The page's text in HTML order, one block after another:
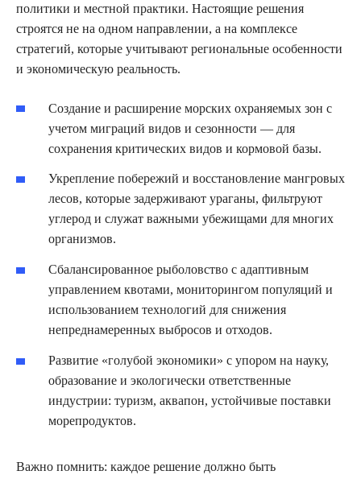
политики и местной практики. Настоящие решения
строятся не на одном направлении, а на комплексе
стратегий, которые учитывают региональные особенности
и экономическую реальность.
Создание и расширение морских охраняемых зон с
учетом миграций видов и сезонности — для
сохранения критических видов и кормовой базы.
Укрепление побережий и восстановление мангровых
лесов, которые задерживают ураганы, фильтруют
углерод и служат важными убежищами для многих
организмов.
Сбалансированное рыболовство с адаптивным
управлением квотами, мониторингом популяций и
использованием технологий для снижения
непреднамеренных выбросов и отходов.
Развитие «голубой экономики» с упором на науку,
образование и экологически ответственные
индустрии: туризм, аквапон, устойчивые поставки
морепродуктов.
Важно помнить: каждое решение должно быть